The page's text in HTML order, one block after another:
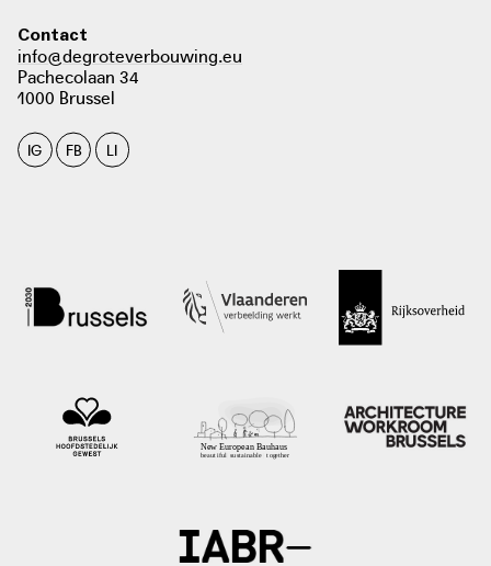
Contact
info@degroteverbouwing.eu
Pachecolaan 34
1000 Brussel
IG FB LI